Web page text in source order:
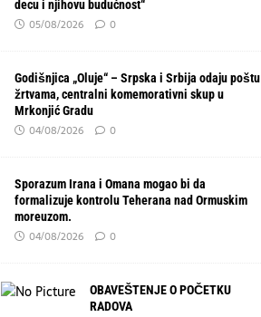
decu i njihovu budućnost“
05/08/2026 0
Godišnjica „Oluje“ – Srpska i Srbija odaju poštu
žrtvama, centralni komemorativni skup u
Mrkonjić Gradu
04/08/2026 0
Sporazum Irana i Omana mogao bi da
formalizuje kontrolu Teherana nad Ormuskim
moreuzom.
04/08/2026 0
OBAVEŠTENJE O POČETKU
RADOVA